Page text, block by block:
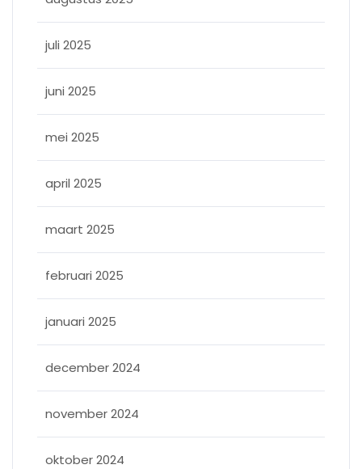
juli 2025
juni 2025
mei 2025
april 2025
maart 2025
februari 2025
januari 2025
december 2024
november 2024
oktober 2024